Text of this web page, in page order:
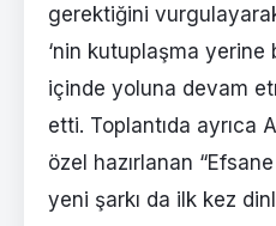
gerektiğini
‘nin kutuplaşma
içinde yoluna devam
etti. Toplantıda ayrıca
özel hazırlanan
yeni şarkı da ilk kez